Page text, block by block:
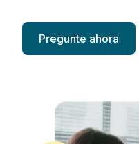
Pregunte ahora